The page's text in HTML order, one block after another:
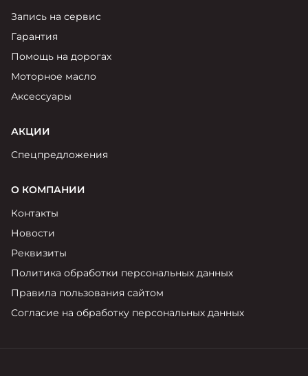
Запись на сервис
Гарантия
Помощь на дорогах
Моторное масло
Аксессуары
АКЦИИ
Спецпредложения
О КОМПАНИИ
Контакты
Новости
Реквизиты
Политика обработки персональных данных
Правила пользования сайтом
Согласие на обработку персональных данных